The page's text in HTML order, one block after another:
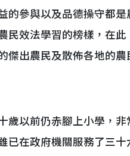
的參與以及品德操守都
效法學習的榜樣，在此
傑出農民及散佈各地的
以前仍赤腳上小學，非
已在政府機關服務了三